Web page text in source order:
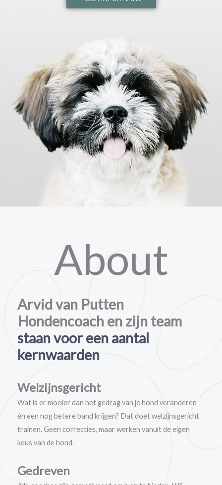
About
Arvid van Putten
Hondencoach en zijn team
staan voor een aantal
kernwaarden
Welzijnsgericht
Wat is er mooier dan het gedrag van je hond veranderen
én een nog betere band krijgen? Dat doet welzijnsgericht
trainen. Geen correcties, maar werken vanuit de eigen
keus van de hond.
Gedreven